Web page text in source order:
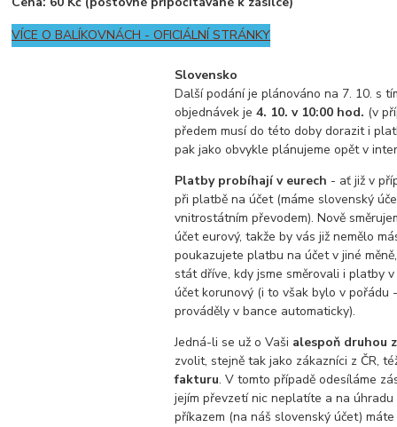
VÍCE O BALÍKOVNÁCH - OFICIÁLNÍ STRÁNKY
Slovensko
Další podání je plánováno na 7. 10. s
objednávek je4. 10. v 10:00 hod. (v
předem musí do této doby dorazit i
pak jako obvykle plánujeme opět v
Platby probíhají v eurech - ať již v
při platbě na účet (máme slovenský
vnitrostátním převodem). Nově
účet eurový, takže by vás již nemělo
poukazujete platbu na účet v jiné
stát dříve, kdy jsme směrovali i platby
účet korunový (i to však bylo v pořádu
prováděly v bance automaticky).
Jedná-li se už o Vaši alespoň druhou
zvolit, stejně tak jako zákazníci z ČR,
fakturu. V tomto případě odesíláme
jejím převzetí nic neplatíte a na úhradu
příkazem (na náš slovenský účet)